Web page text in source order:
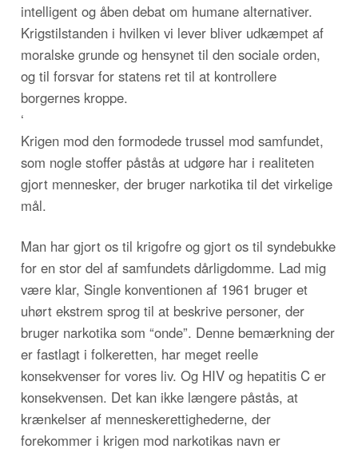
intelligent og åben debat om humane alternativer.
Krigstilstanden i hvilken vi lever bliver udkæmpet af
moralske grunde og hensynet til den sociale orden,
og til forsvar for statens ret til at kontrollere
borgernes kroppe.
‘
Krigen mod den formodede trussel mod samfundet,
som nogle stoffer påstås at udgøre har i realiteten
gjort mennesker, der bruger narkotika til det virkelige
mål.
Man har gjort os til krigofre og gjort os til syndebukke
for en stor del af samfundets dårligdomme. Lad mig
være klar, Single konventionen af 1961 bruger et
uhørt ekstrem sprog til at beskrive personer, der
bruger narkotika som “onde”. Denne bemærkning der
er fastlagt i folkeretten, har meget reelle
konsekvenser for vores liv. Og HIV og hepatitis C er
konsekvensen. Det kan ikke længere påstås, at
krænkelser af menneskerettighederne, der
forekommer i krigen mod narkotikas navn er